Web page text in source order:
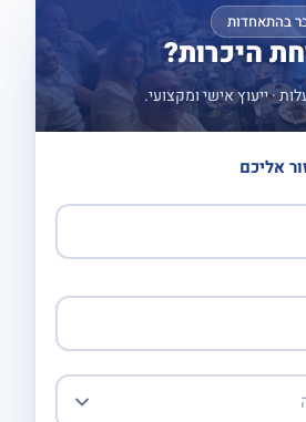
היכרות?
· ייעוץ אישי ומקצועי.
אליכם